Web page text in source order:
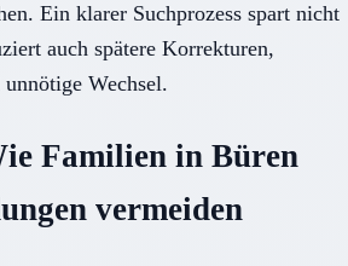
Ein klarer Suchprozess spart nicht
auch spätere Korrekturen,
Wechsel.
Familien in Büren
vermeiden